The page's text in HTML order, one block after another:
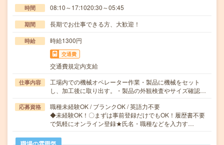
時間 08:10～17:1020:30～05:45
期間 長期でお仕事できる方、大歓迎！
時給 時給1300円
交通費
交通費規定内支給
仕事内容
工場内での機械オペレーター作業・製品に機械をセット
し、加工後に取り出す。・製品の外観検査やサイズ確認…
応募資格
職種未経験OK / ブランクOK / 英語力不要
◆未経験OK！〇まずは事前登録だけでもOK！履歴書不要
で気軽にオンライン登録★氏名・職種などを入力す…